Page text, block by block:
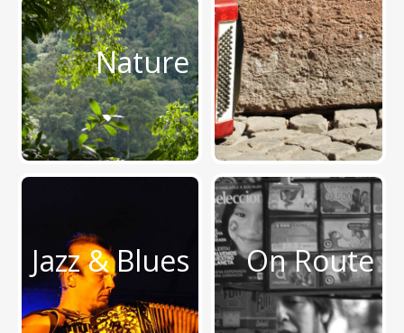
Nature
Jazz & Blues On Route